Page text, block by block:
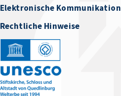
Elektronische Kommunikation
Rechtliche Hinweise